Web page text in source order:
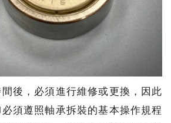
後，必須進行維修或更換，因此
須遵照軸承拆裝的基本操作規程